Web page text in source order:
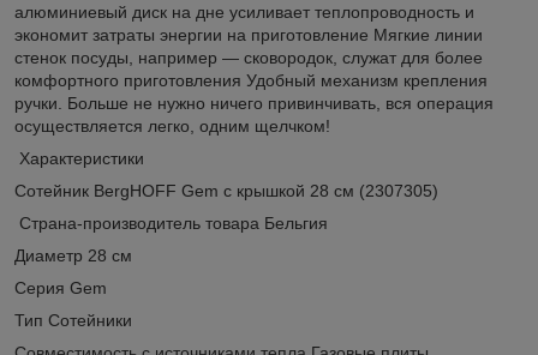
алюминиевый диск на дне усиливает теплопроводность и
экономит затраты энергии на приготовление Мягкие линии
стенок посуды, например — сковородок, служат для более
комфортного приготовления Удобный механизм крепления
ручки. Больше не нужно ничего привинчивать, вся операция
осуществляется легко, одним щелчком!
Характеристики
Сотейник BergHOFF Gem с крышкой 28 см (2307305)
Страна-производитель товара Бельгия
Диаметр 28 см
Серия Gem
Тип Сотейники